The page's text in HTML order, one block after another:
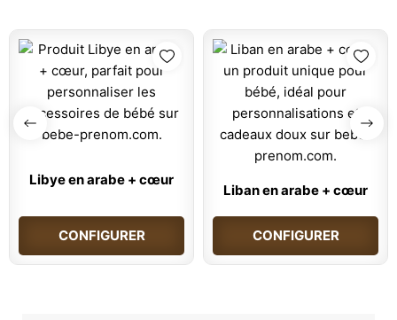
Libye en arabe + cœur
CONFIGURER
Liban en arabe + cœur
CONFIGURER